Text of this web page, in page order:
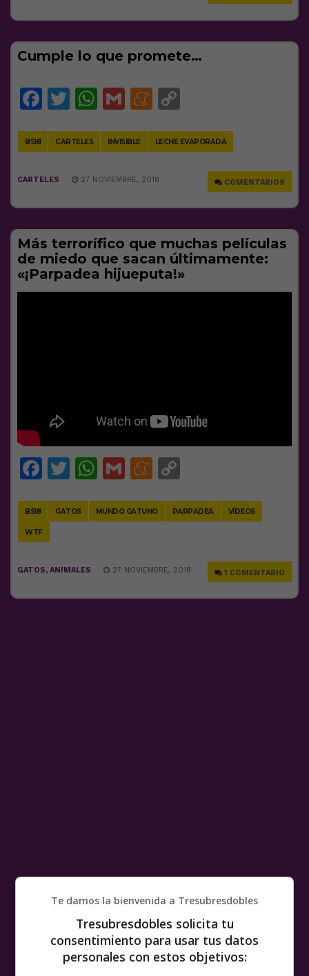
Cumple lo que promete…
Facebook
Twitter
WhatsApp
GmailMeneame
BS18 CARTELES INVISIBLE LECHE EVAPORADA
COMENTARIOS
CARTELES 27 NOVIEMBRE, 2018
Más terrorífico que muchas películas
de miedo que sacan últimamente:
«¡Parpadea hijueputa!»
Facebook
Twitter
WhatsApp
GmailMeneame
BS18 GATOS MUNDO GATUNO PARPADEA VÍDEOS
WTF
1 COMENTARIO
GATOS, ANIMALES 27 NOVIEMBRE, 2018
Te damos la bienvenida a Tresubresdobles
Tresubresdobles solicita tu
consentimiento para usar tus datos
personales con estos objetivos: